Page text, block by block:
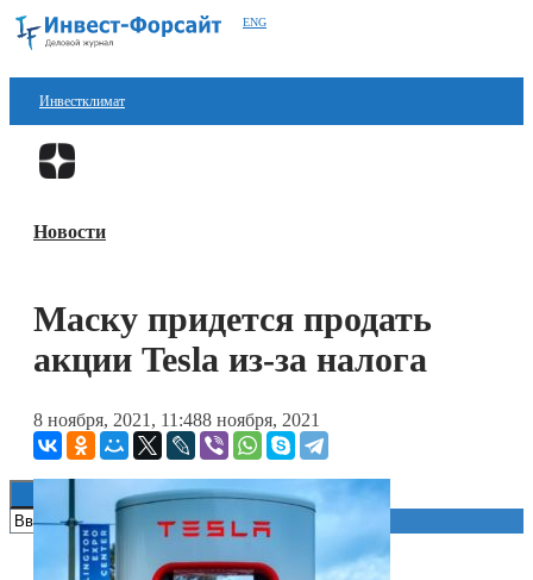
ENG
Инвестклимат
Финансы
Блокчейн
Книги
Новости
Маску придется продать
акции Tesla из-за налога
8 ноября, 2021, 11:488 ноября, 2021